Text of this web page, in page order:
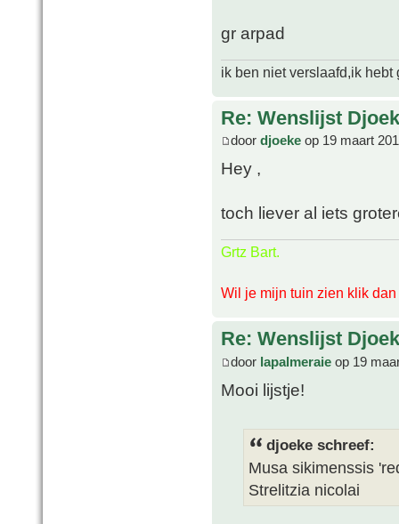
gr arpad
ik ben niet verslaafd,ik
Re: Wenslijst
door djoeke op 19 maart
Hey ,
toch liever al iets
Grtz Bart.
Wil je mijn tuin zien klik dan
Re: Wenslijst
door lapalmeraie op 19
Mooi lijstje!
djoeke schreef:
Musa sikimenssis
Strelitzia nicolai